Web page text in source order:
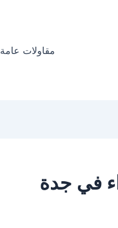
مقاولات عامة
في جدة